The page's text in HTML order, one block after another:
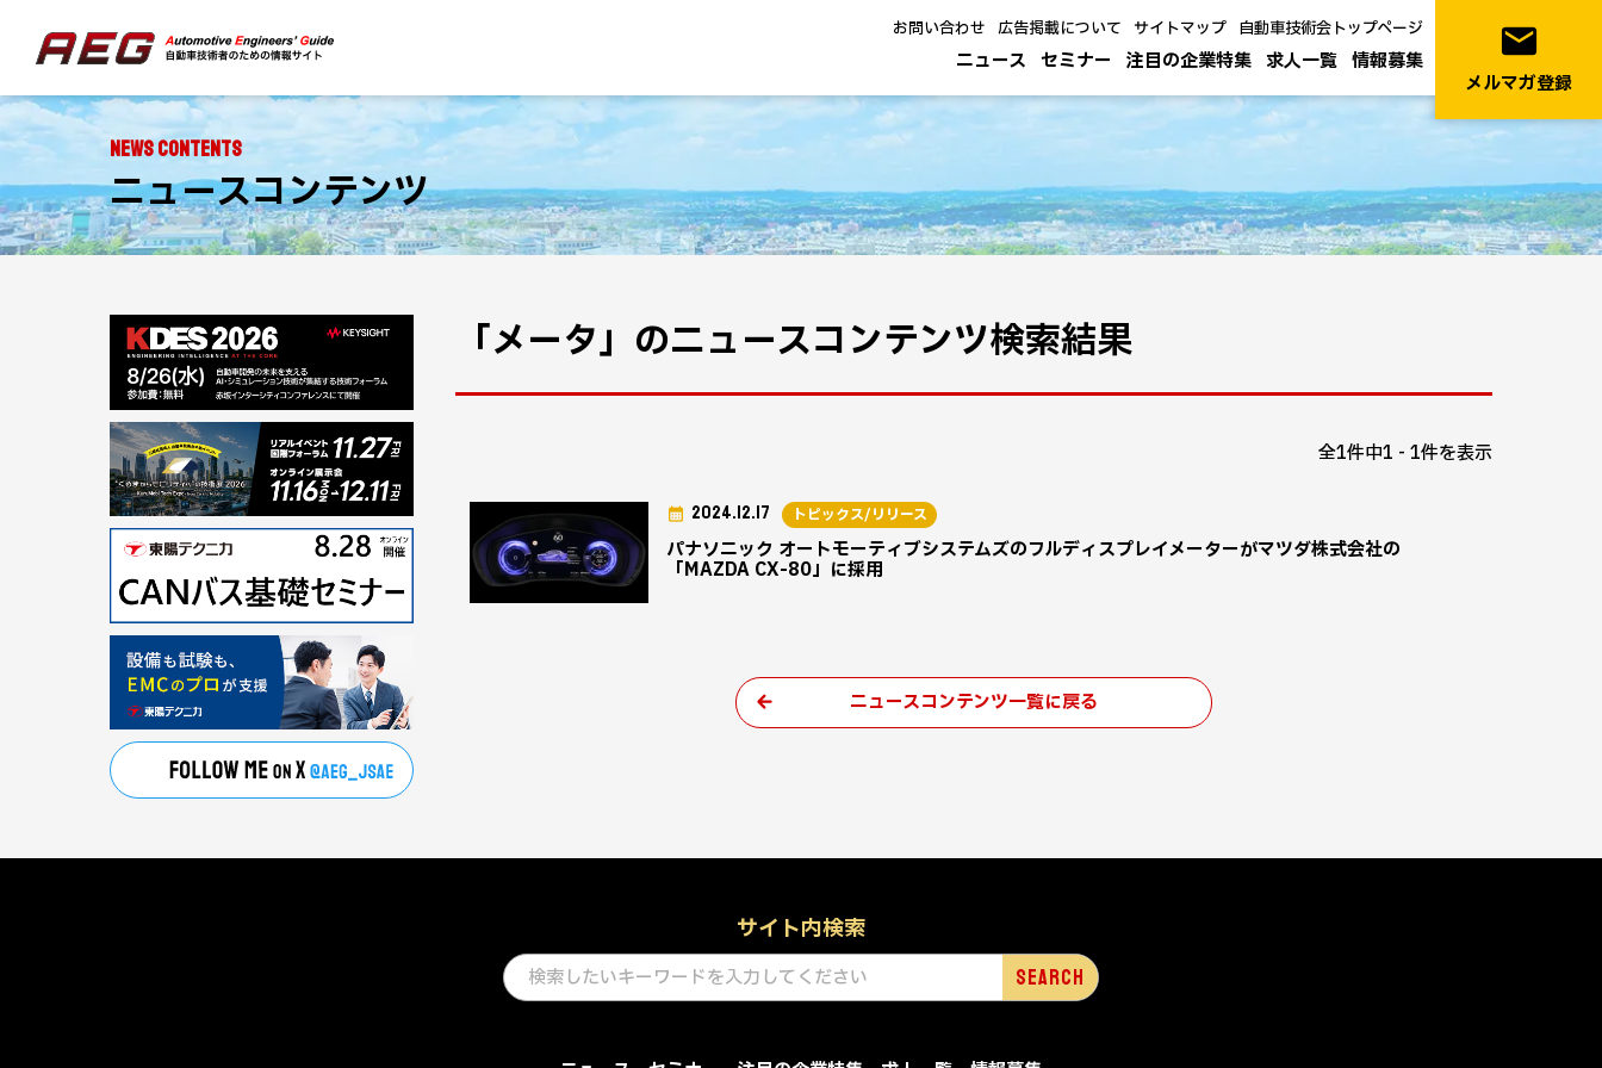
ニュース セミナー 注目の企業特集 求人一覧 情報募集
お問い合わせ 広告掲載について サイトマップ 自動車技術会トップページ email
メルマガ登録
NEWS CONTENTS
ニュースコンテンツ
「メータ」のニュースコンテンツ検索結果
全1件中1 - 1件を表示
パナソニック オートモーティブシステムズのフルディスプレイメーターがマツダ株式会社の
「MAZDA CX-80」に採用
2024.12.17 トピックス/リリース
ニュースコンテンツ一覧に戻る
サイト内検索